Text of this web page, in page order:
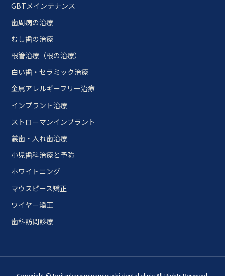
GBTメインテナンス
歯周病の治療
むし歯の治療
根管治療（根の治療）
白い歯・セラミック治療
金属アレルギーフリー治療
インプラント治療
ストローマンインプラント
義歯・入れ歯治療
小児歯科治療と予防
ホワイトニング
マウスピース矯正
ワイヤー矯正
歯科訪問診療